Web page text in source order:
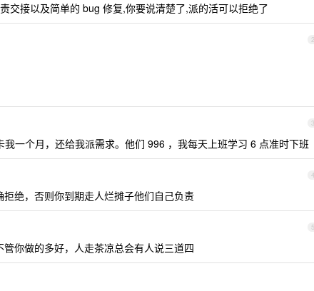
交接以及简单的 bug 修复,你要说清楚了,派的活可以拒绝了
2
3
我一个月，还给我派需求。他们 996 ，我每天上班学习 6 点准时下班
4
绝，否则你到期走人烂摊子他们自己负责
5
你做的多好，人走茶凉总会有人说三道四